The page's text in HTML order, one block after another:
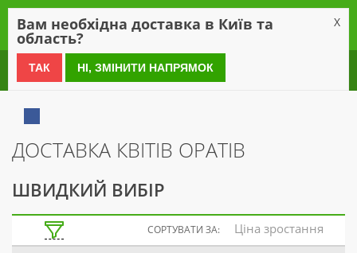
0 800 21 54 55
ДОСТАВКА КВІТІВ ОРАТІВ
ШВИДКИЙ ВИБІР
СОРТУВАТИ ЗА: Ціна зростання
Вам необхідна доставка в Київ та
область?
X
ТАК НІ, ЗМІНИТИ НАПРЯМОК